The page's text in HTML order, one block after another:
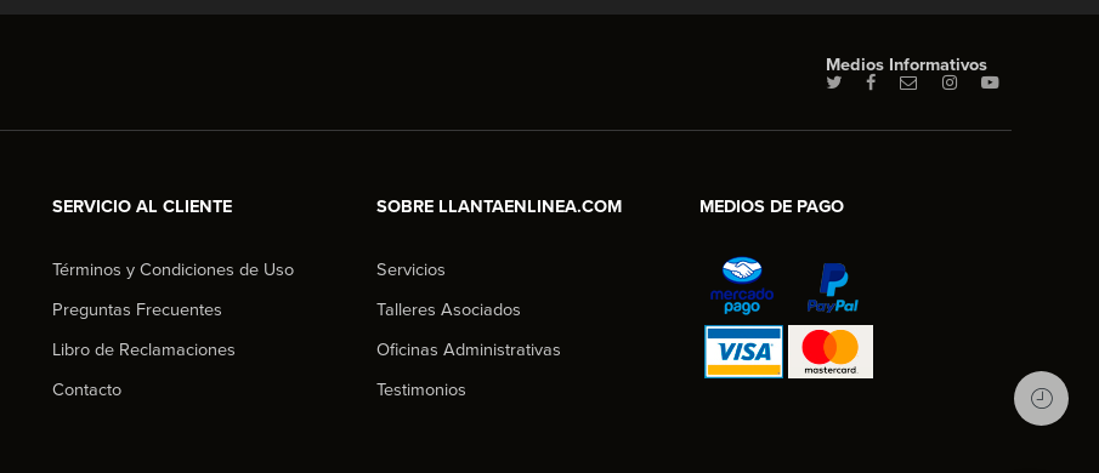
Medios Informativos
SERVICIO AL CLIENTE
Términos y Condiciones de Uso
Preguntas Frecuentes
Libro de Reclamaciones
Contacto
SOBRE LLANTAENLINEA.COM
Servicios
Talleres Asociados
Oficinas Administrativas
Testimonios
MEDIOS DE PAGO